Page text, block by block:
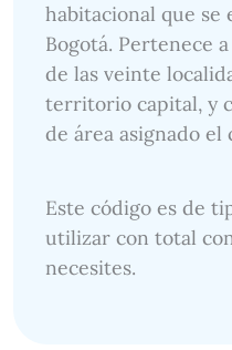
habitacional que se
Bogotá. Pertenece
de las veinte
territorio capital, y
de área asignado el
Este código es de
utilizar con total
necesites.